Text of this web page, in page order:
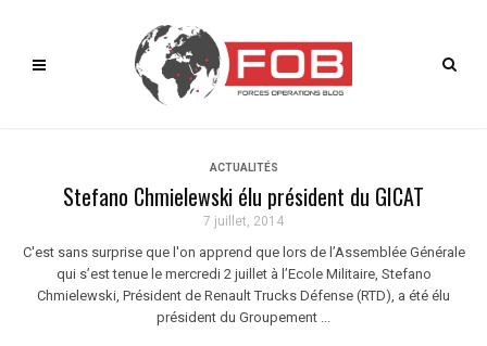
ACTUALITÉS
Stefano Chmielewski élu président du GICAT
7 juillet, 2014
C'est sans surprise que l'on apprend que lors de l’Assemblée Générale
qui s’est tenue le mercredi 2 juillet à l’Ecole Militaire, Stefano
Chmielewski, Président de Renault Trucks Défense (RTD), a été élu
président du Groupement ...